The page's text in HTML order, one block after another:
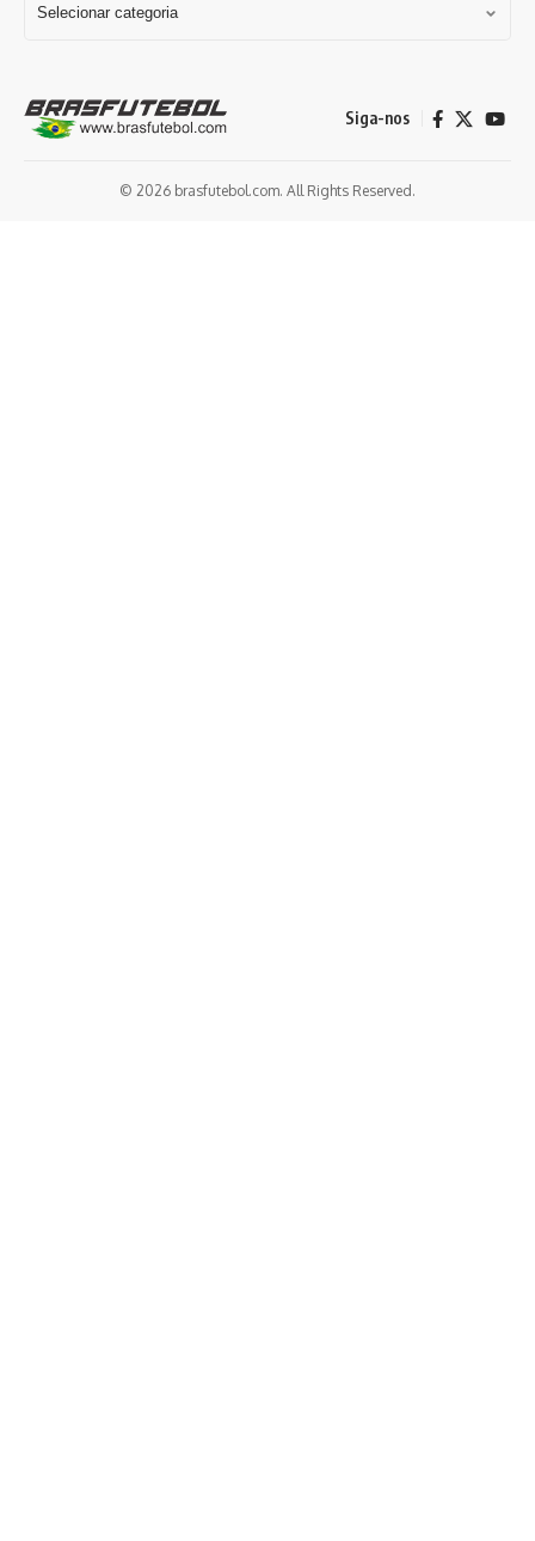
Siga-nos
© 2026 brasfutebol.com. All Rights Reserved.